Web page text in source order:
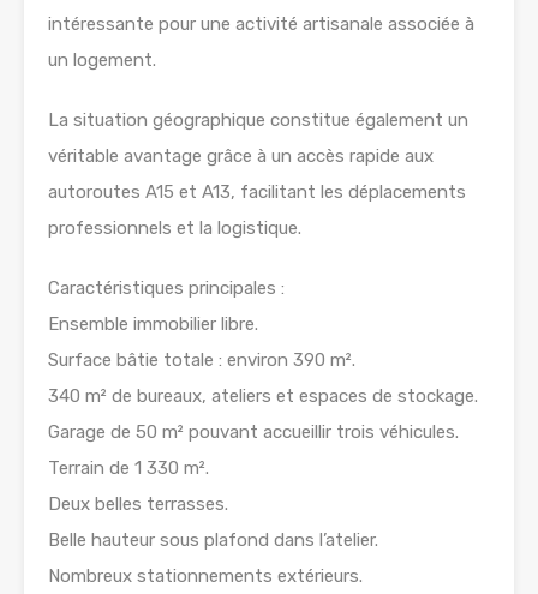
intéressante pour une activité artisanale associée à
un logement.
La situation géographique constitue également un
véritable avantage grâce à un accès rapide aux
autoroutes A15 et A13, facilitant les déplacements
professionnels et la logistique.
Caractéristiques principales :
Ensemble immobilier libre.
Surface bâtie totale : environ 390 m².
340 m² de bureaux, ateliers et espaces de stockage.
Garage de 50 m² pouvant accueillir trois véhicules.
Terrain de 1 330 m².
Deux belles terrasses.
Belle hauteur sous plafond dans l’atelier.
Nombreux stationnements extérieurs.